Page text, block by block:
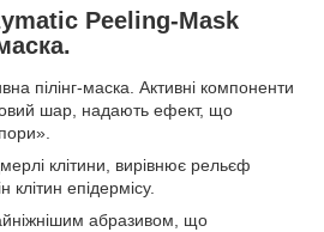
Peeling-Mask
пілінг-маска. Активні компоненти
шар, надають ефект, що
клітини, вирівнює рельєф
клітин епідермісу.
абразивом, що